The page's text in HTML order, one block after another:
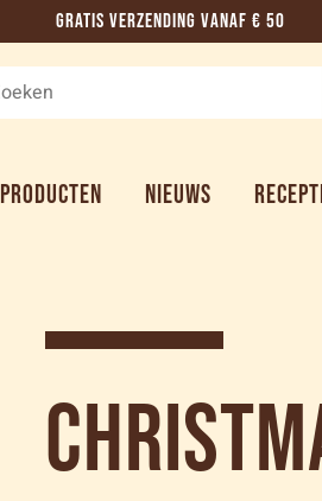
GRATIS VERZENDING VANAF € 50
PRODUCTEN NIEUWS